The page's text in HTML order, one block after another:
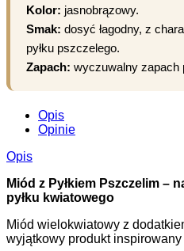
Kolor: jasnobrązowy.
Smak: dosyć łagodny, z
pyłku pszczelego.
Zapach: wyczuwalny zapach
Opis
Opinie
Opis
Miód z Pyłkiem Pszczelim –
pyłku kwiatowego
Miód wielokwiatowy z
wyjątkowy produkt inspirowany